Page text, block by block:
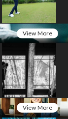
View More
View More